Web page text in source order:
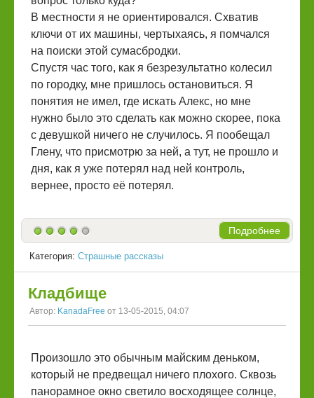
В местности я не ориентировался. Схватив
ключи от их машины, чертыхаясь, я помчался
на поиски этой сумасбродки.
Спустя час того, как я безрезультатно колесил
по городку, мне пришлось остановиться. Я
понятия не имел, где искать Алекс, но мне
нужно было это сделать как можно скорее, пока
с девушкой ничего не случилось. Я пообещал
Глену, что присмотрю за ней, а тут, не прошло и
дня, как я уже потерял над ней контроль,
вернее, просто её потерял.
Подробнее
Категория: Страшные рассказы
Кладбище
Автор: KanadaFree от 13-05-2015, 04:07
Произошло это обычным майским деньком,
который не предвещал ничего плохого. Сквозь
панорамное окно светило восходящее солнце,